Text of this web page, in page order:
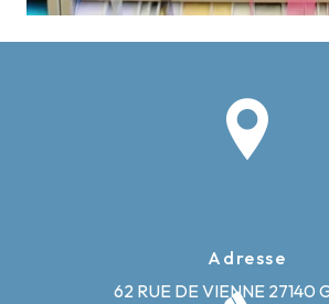
Adresse
62 RUE DE VIENNE 27140